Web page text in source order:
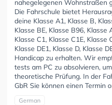
nahegelegenen Wohnstraßen
Die Fahrschule bietet
deine Klasse A1, Klasse B,
Klasse BE, Klasse B96, Klasse
Klasse C1, Klasse C1E, Klasse
Klasse DE1, Klasse D, Klasse
Handicap zu erhalten. Wir
tests am PC zu absolvieren,
theoretische Prüfung. In der
GbR Sie können einen Termin
German